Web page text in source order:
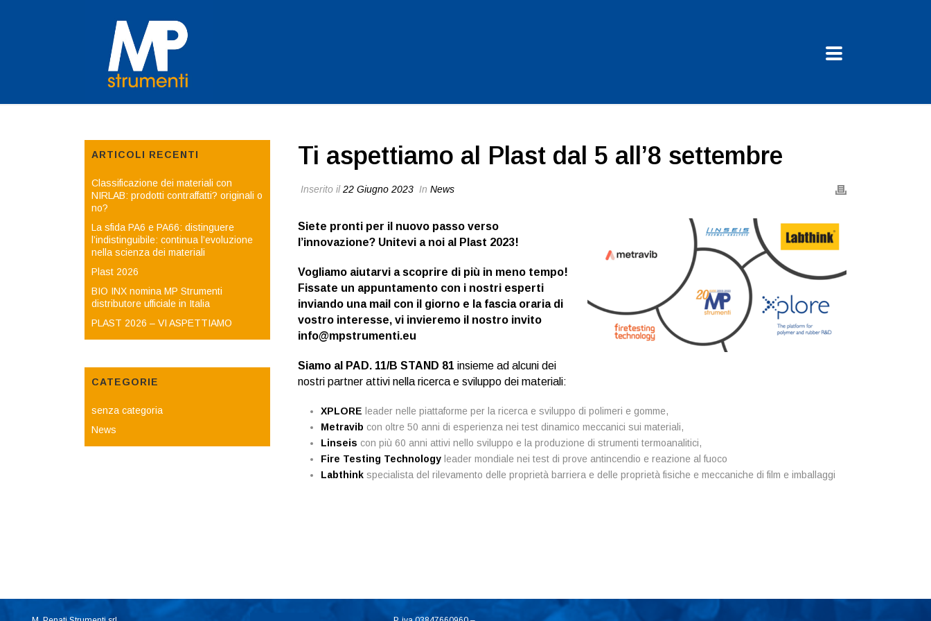
Ti aspettiamo al Plast dal 5 all’8 settembre
Inserito il22 Giugno 2023 In News
Siete pronti per il nuovo passo verso
l’innovazione? Unitevi a noi al Plast 2023!
Vogliamo aiutarvi a scoprire di più in meno tempo!
Fissate un appuntamento con i nostri esperti
inviando una mail con il giorno e la fascia oraria di
vostro interesse, vi invieremo il nostro invito
info@mpstrumenti.eu
Siamo al PAD. 11/B STAND 81 insieme ad alcuni dei
nostri partner attivi nella ricerca e sviluppo dei materiali:
XPLORE leader nelle piattaforme per la ricerca e sviluppo di polimeri e gomme,
Metravib con oltre 50 anni di esperienza nei test dinamico meccanici sui materiali,
Linseis con più 60 anni attivi nello sviluppo e la produzione di strumenti termoanalitici,
Fire Testing Technology leader mondiale nei test di prove antincendio e reazione al fuoco
Labthinkspecialista del rilevamento delle proprietà barriera e delle proprietà fisiche e meccaniche di film e imballaggi
ARTICOLI RECENTI
Classificazione dei materiali con
NIRLAB: prodotti contraffatti? originali o
no?
La sfida PA6 e PA66: distinguere
l’indistinguibile: continua l’evoluzione
nella scienza dei materiali
Plast 2026
BIO INX nomina MP Strumenti
distributore ufficiale in Italia
PLAST 2026 – VI ASPETTIAMO
CATEGORIE
senza categoria
News